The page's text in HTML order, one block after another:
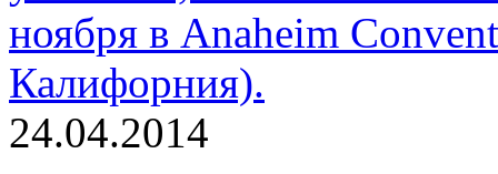
24.04.2014